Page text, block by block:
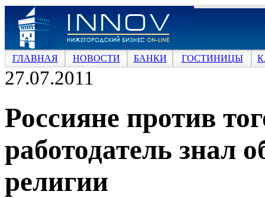
ГЛАВНАЯ НОВОСТИ БАНКИ ГОСТИНИЦЫ
27.07.2011
Россияне против
работодатель знал
религии